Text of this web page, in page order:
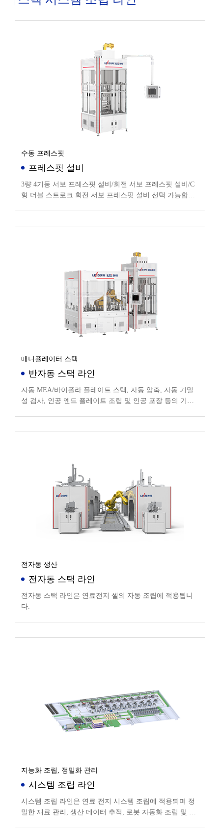
수동 프레스핏
프레스핏 설비
3량 4기둥 서보 프레스핏 설비/회전 서보 프레스핏 설비/C
형 더블 스트로크 회전 서보 프레스핏 설비 선택 가능합니
매니퓰레이터 스택
반자동 스택 라인
자동 MEA/바이폴라 플레이트 스택, 자동 압축, 자동 기밀
성 검사, 인공 엔드 플레이트 조립 및 인공 포장 등의 기능
전자동 생산
전자동 스택 라인
전자동 스택 라인은 연료전지 셀의 자동 조립에 적용됩니
다.
지능화 조립, 정밀화 관리
시스템 조립 라인
시스템 조립 라인은 연료 전지 시스템 조립에 적용되며 정
밀한 재료 관리, 생산 데이터 추적, 로봇 자동화 조립 및 인